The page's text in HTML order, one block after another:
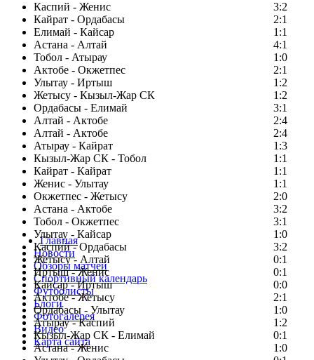
Каспий - Женис
3:2
Кайрат - Ордабасы
2:1
Елимай - Кайсар
1:1
Астана - Алтай
4:1
Тобол - Атырау
1:0
Актобе - Окжетпес
2:1
Улытау - Иртыш
1:2
Жетысу - Кызыл-Жар СК
1:2
Ордабасы - Елимай
3:1
Алтай - Актобе
2:4
Алтай - Актобе
2:4
Атырау - Кайрат
1:3
Кызыл-Жар СК - Тобол
1:1
Кайрат - Кайрат
1:1
Женис - Улытау
1:1
Окжетпес - Жетысу
2:0
Астана - Актобе
3:2
Тобол - Окжетпес
3:1
Улытау - Кайсар
1:0
Каспий - Ордабасы
3:2
Жетысу - Алтай
0:1
Иртыш - Женис
0:1
Кайсар - Иртыш
0:0
Актобе - Жетысу
2:1
Ордабасы - Улытау
1:0
Атырау - Каспий
1:2
Кызыл-Жар СК - Елимай
0:1
Астана - Женис
1:0
Главная
Новости
Обзоры матчей
Спортивный календарь
Футболисты
Блоги
Фотогалерея
Видео
Карта сайта